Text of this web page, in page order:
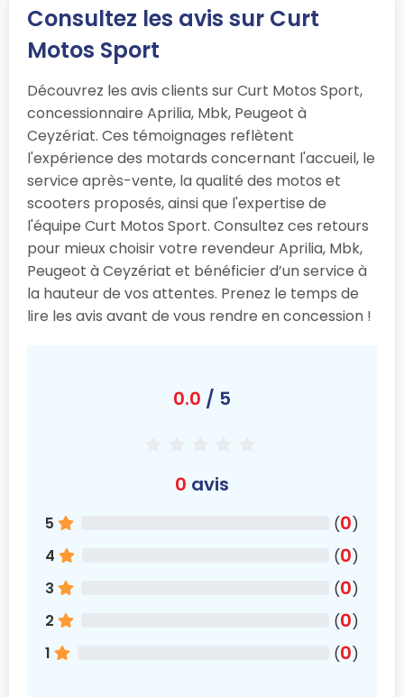
Consultez les avis sur Curt
Motos Sport
Découvrez les avis clients sur Curt Motos Sport,
concessionnaire Aprilia, Mbk, Peugeot à
Ceyzériat. Ces témoignages reflètent
l'expérience des motards concernant l'accueil, le
service après-vente, la qualité des motos et
scooters proposés, ainsi que l'expertise de
l'équipe Curt Motos Sport. Consultez ces retours
pour mieux choisir votre revendeur Aprilia, Mbk,
Peugeot à Ceyzériat et bénéficier d’un service à
la hauteur de vos attentes. Prenez le temps de
lire les avis avant de vous rendre en concession !
0.0 / 5
0 avis
5 (0)
4
(0)
3
(0)
2
(0)
1
(0)